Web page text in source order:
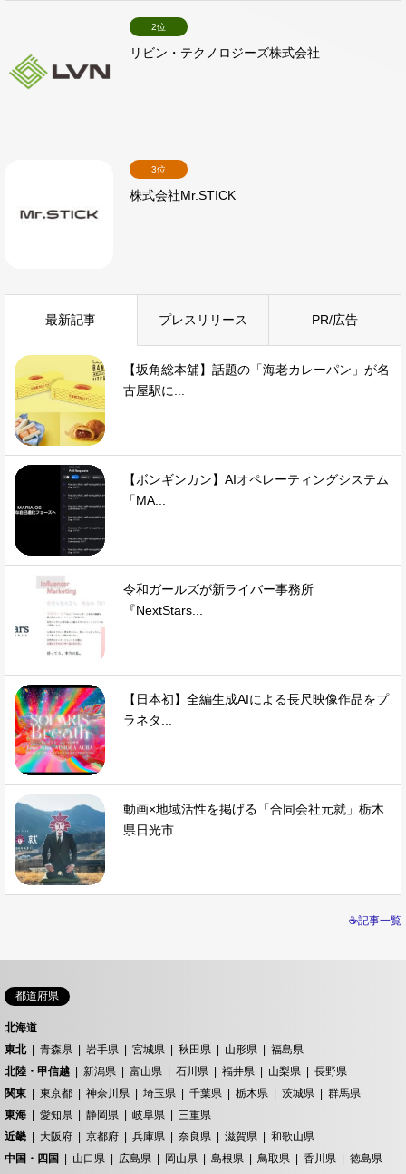
2位
リビン・テクノロジーズ株式会社
3位
株式会社Mr.STICK
最新記事 プレスリリース PR/広告
【坂角総本舖】話題の「海老カレーパン」が名
古屋駅に...
【ボンギンカン】AIオペレーティングシステム
「MA...
令和ガールズが新ライバー事務所
『NextStars...
【日本初】全編生成AIによる長尺映像作品をプ
ラネタ...
動画×地域活性を掲げる「合同会社元就」栃木
県日光市...
☕記事一覧
都道府県
北海道
東北
青森県 岩手県 宮城県 秋田県 山形県
福島県
北陸・甲信越
新潟県 富山県 石川県 福井県 山梨県
長野県
関東
東京都 神奈川県 埼玉県 千葉県 栃木県 茨城県
群馬県
東海
愛知県 静岡県 岐阜県
三重県
近畿
大阪府 京都府 兵庫県 奈良県 滋賀県
和歌山県
中国・四国
山口県 広島県 岡山県 島根県 鳥取県 香川県
徳島県